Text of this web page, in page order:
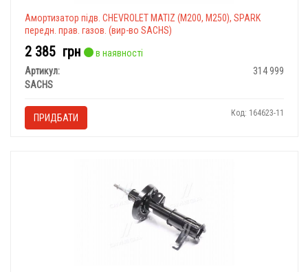
Амортизатор підв. CHEVROLET MATIZ (M200, M250), SPARK
передн. прав. газов. (вир-во SACHS)
2 385 грн
в наявності
Артикул:
314 999
SACHS
ПРИДБАТИ Код: 164623-11